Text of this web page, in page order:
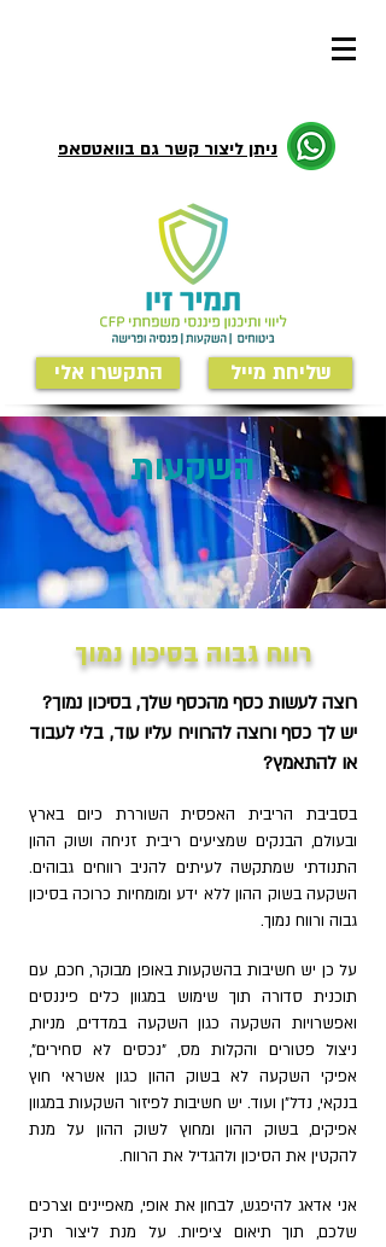
ניתן ליצור קשר גם בוואטסאפ
התקשרו אלי שליחת מייל
השקעות
רווח גבוה בסיכון נמוך
רוצה לעשות כסף מהכסף שלך, בסיכון נמוך?
יש לך כסף ורוצה להרוויח עליו עוד, בלי לעבוד
או להתאמץ?
בסביבת הריבית האפסית השוררת כיום בארץ
ובעולם, הבנקים שמציעים ריבית זניחה ושוק ההון
התנודתי שמתקשה לעיתים להניב רווחים גבוהים.
השקעה בשוק ההון ללא ידע ומומחיות כרוכה בסיכון
גבוה ורווח נמוך.
על כן יש חשיבות בהשקעות באופן מבוקר, חכם, עם
תוכנית סדורה תוך שימוש במגוון כלים פיננסים
ואפשרויות השקעה כגון השקעה במדדים, מניות,
ניצול פטורים והקלות מס, "נכסים לא סחירים",
אפיקי השקעה לא בשוק ההון כגון אשראי חוץ
בנקאי, נדל"ן ועוד. יש חשיבות לפיזור השקעות במגוון
אפיקים, בשוק ההון ומחוץ לשוק ההון על מנת
להקטין את הסיכון ולהגדיל את הרווח.
אני אדאג להיפגש, לבחון את אופי, מאפיינים וצרכים
שלכם, תוך תיאום ציפיות. על מנת ליצור תיק